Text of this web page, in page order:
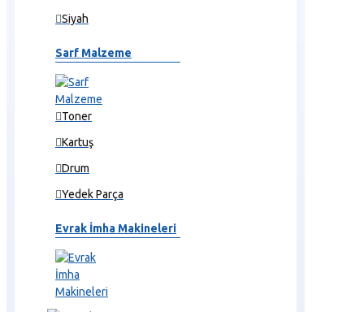
Siyah
Sarf Malzeme
Toner
Kartuş
Drum
Yedek Parça
Evrak İmha Makineleri